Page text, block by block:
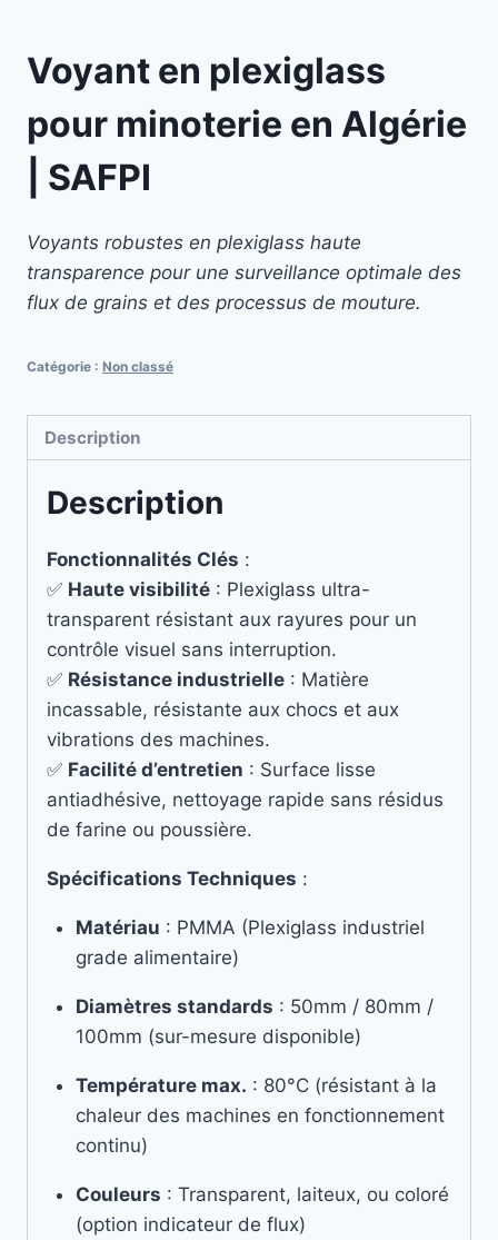
Voyant en plexiglass
pour minoterie en Algérie
| SAFPI
Voyants robustes en plexiglass haute
transparence pour une surveillance optimale des
flux de grains et des processus de mouture.
Catégorie : Non classé
Description
Description
Fonctionnalités Clés :
✅ Haute visibilité : Plexiglass ultra-
transparent résistant aux rayures pour un
contrôle visuel sans interruption.
✅ Résistance industrielle : Matière
incassable, résistante aux chocs et aux
vibrations des machines.
✅ Facilité d’entretien : Surface lisse
antiadhésive, nettoyage rapide sans résidus
de farine ou poussière.
Spécifications Techniques :
Matériau : PMMA (Plexiglass industriel
grade alimentaire)
Diamètres standards : 50mm / 80mm /
100mm (sur-mesure disponible)
Température max. : 80°C (résistant à la
chaleur des machines en fonctionnement
continu)
Couleurs : Transparent, laiteux, ou coloré
(option indicateur de flux)